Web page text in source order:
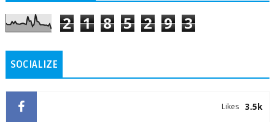
2 1 8 5 2 9 3
SOCIALIZE
3.5k
Likes